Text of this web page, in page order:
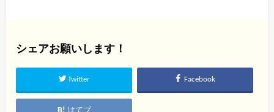
シェアお願いします！
Twitter Facebook